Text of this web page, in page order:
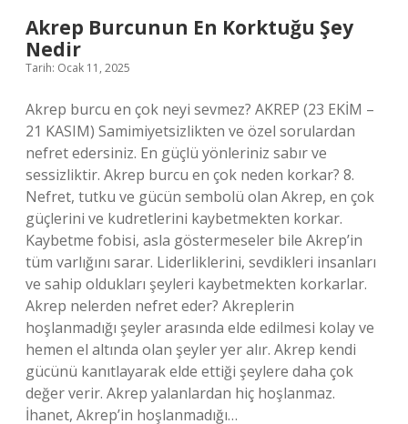
Akrep Burcunun En Korktuğu Şey
Nedir
Tarih: Ocak 11, 2025
Akrep burcu en çok neyi sevmez? AKREP (23 EKİM –
21 KASIM) Samimiyetsizlikten ve özel sorulardan
nefret edersiniz. En güçlü yönleriniz sabır ve
sessizliktir. Akrep burcu en çok neden korkar? 8.
Nefret, tutku ve gücün sembolü olan Akrep, en çok
güçlerini ve kudretlerini kaybetmekten korkar.
Kaybetme fobisi, asla göstermeseler bile Akrep’in
tüm varlığını sarar. Liderliklerini, sevdikleri insanları
ve sahip oldukları şeyleri kaybetmekten korkarlar.
Akrep nelerden nefret eder? Akreplerin
hoşlanmadığı şeyler arasında elde edilmesi kolay ve
hemen el altında olan şeyler yer alır. Akrep kendi
gücünü kanıtlayarak elde ettiği şeylere daha çok
değer verir. Akrep yalanlardan hiç hoşlanmaz.
İhanet, Akrep’in hoşlanmadığı…